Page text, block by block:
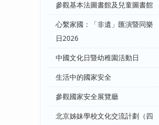
參觀基本法圖書館及兒童圖書館
心繫家國：「非遺」匯演暨同樂
日2026
中國文化日暨幼稚園活動日
生活中的國家安全
參觀國家安全展覽廳
北京姊妹學校文化交流計劃（四